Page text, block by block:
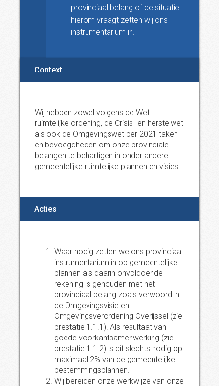
provinciaal belang of de situatie
hierom vraagt zetten wij ons
instrumentarium in.
Context
Wij hebben zowel volgens de Wet
ruimtelijke ordening, de Crisis- en herstelwet
als ook de Omgevingswet per 2021 taken
en bevoegdheden om onze provinciale
belangen te behartigen in onder andere
gemeentelijke ruimtelijke plannen en visies.
Acties
Waar nodig zetten we ons provinciaal
instrumentarium in op gemeentelijke
plannen als daarin onvoldoende
rekening is gehouden met het
provinciaal belang zoals verwoord in
de Omgevingsvisie en
Omgevingsverordening Overijssel (zie
prestatie 1.1.1). Als resultaat van
goede voorkantsamenwerking (zie
prestatie 1.1.2) is dit slechts nodig op
maximaal 2% van de gemeentelijke
bestemmingsplannen.
Wij bereiden onze werkwijze van onze